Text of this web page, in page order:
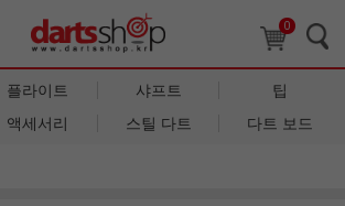
0
플라이트 샤프트
팁
액세서리 스틸 다트 다트 보드